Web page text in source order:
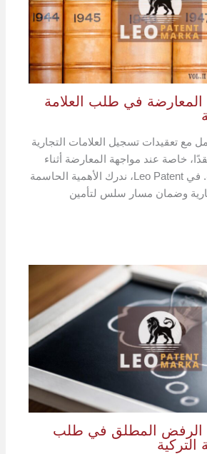
المعارضة في طلب العلامة
مع تعقيدات تسجيل العلامات التجارية
خاصة عند مواجهة المعارضة أثناء
عملية تقديم الطلب. في Leo Patent، ندرك الأهمية الحاسمة
وضمان مسار سلس لتأمين
الرفض المطلق في طلب
التركية